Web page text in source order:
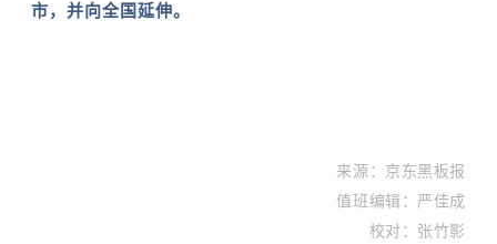
市，并向全国延伸。
来源 ：京东黑板报
值班编辑：严佳成
校对：张竹影